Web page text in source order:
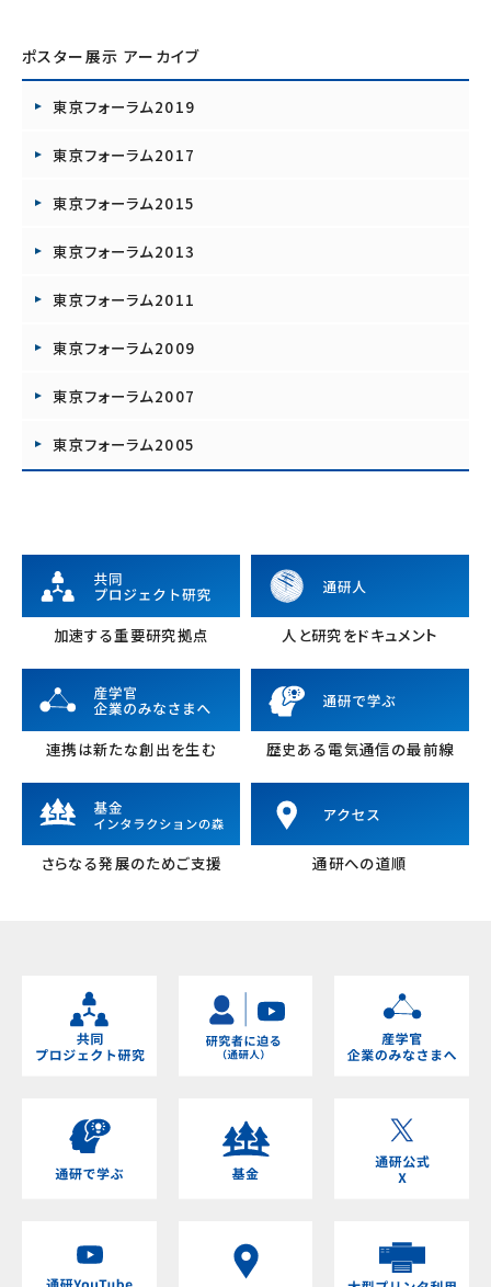
ポスター展示 アーカイブ
東京フォーラム2019
東京フォーラム2017
東京フォーラム2015
東京フォーラム2013
東京フォーラム2011
東京フォーラム2009
東京フォーラム2007
東京フォーラム2005
加速する重要研究拠点 人と研究をドキュメント
連携は新たな創出を生む 歴史ある電気通信の最前線
さらなる発展のためご支援 通研への道順